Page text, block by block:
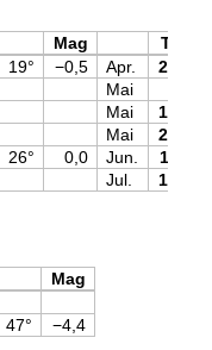
Mag T.
19° −0,5 Apr. 24
Mai
Mai 16
Mai 29
26° 0,0 Jun. 11
Jul. 12
Mag
47° −4,4